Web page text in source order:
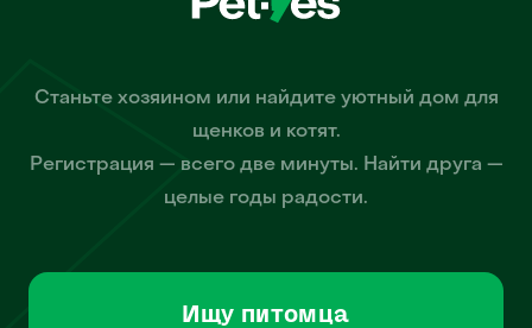
Станьте хозяином или найдите уютный дом для
щенков и котят.
Регистрация — всего две минуты. Найти друга —
целые годы радости.
Ищу питомца